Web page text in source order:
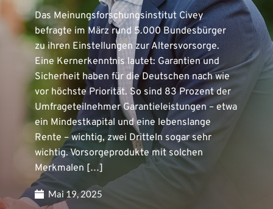
Das Meinungsforschungsinstitut Civey
befragte im März rund 5.000 Bundesbürger
zu ihren Einstellungen zur Altersvorsorge.
Eine Kernerkenntnis lautet: Garantien und
Sicherheit haben für die Deutschen nach wie
vor höchste Priorität. So sind 83 Prozent der
Umfrageteilnehmer Garantieleistungen – etwa
ein Mindestkapital und eine lebenslange
Rente – wichtig, zwei Dritteln sogar sehr
wichtig. Vorsorgeprodukte mit solchen
Merkmalen […]
Mai 19, 2025